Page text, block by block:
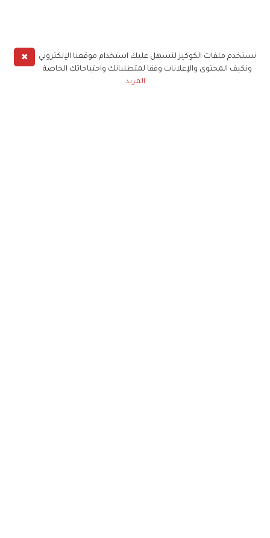
✖
نستخدم ملفات الكوكيز لنسهل عليك استخدام موقعنا الإلكتروني
ونكيف المحتوى والإعلانات وفقا لمتطلباتك واحتياجاتك الخاصة
المزيد